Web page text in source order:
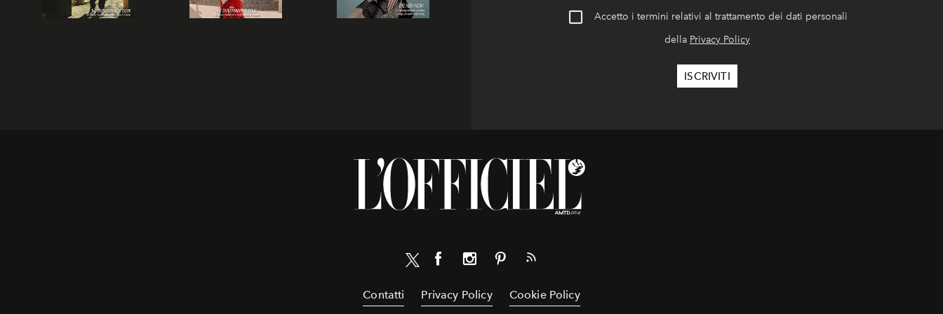
Accetto i termini relativi al trattamento dei dati personali
della Privacy Policy
Contatti Privacy Policy Cookie Policy